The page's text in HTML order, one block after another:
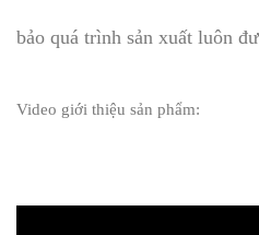
bảo quá trình sản xuất luôn
Video giới thiệu sản phẩm: